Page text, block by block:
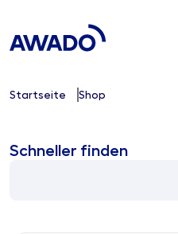
Startseite Shop
Schneller finden